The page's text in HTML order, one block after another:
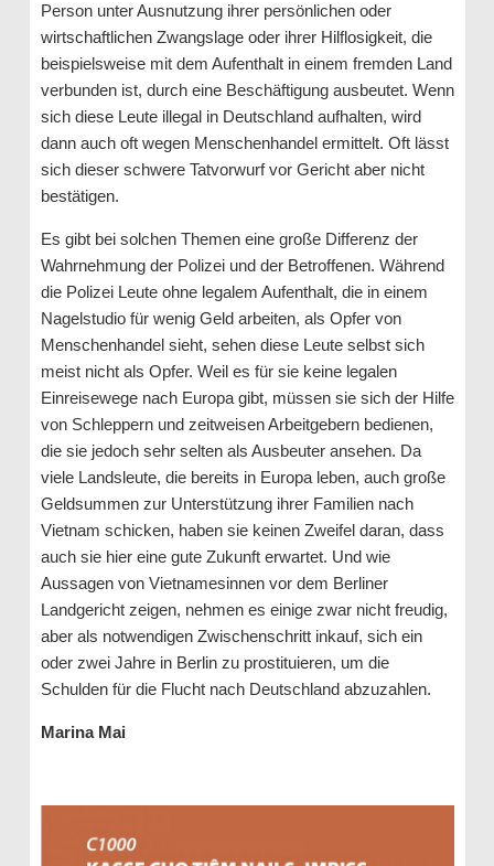
Person unter Ausnutzung ihrer persönlichen oder
wirtschaftlichen Zwangslage oder ihrer Hilflosigkeit, die
beispielsweise mit dem Aufenthalt in einem fremden Land
verbunden ist, durch eine Beschäftigung ausbeutet. Wenn
sich diese Leute illegal in Deutschland aufhalten, wird
dann auch oft wegen Menschenhandel ermittelt. Oft lässt
sich dieser schwere Tatvorwurf vor Gericht aber nicht
bestätigen.
Es gibt bei solchen Themen eine große Differenz der
Wahrnehmung der Polizei und der Betroffenen. Während
die Polizei Leute ohne legalem Aufenthalt, die in einem
Nagelstudio für wenig Geld arbeiten, als Opfer von
Menschenhandel sieht, sehen diese Leute selbst sich
meist nicht als Opfer. Weil es für sie keine legalen
Einreisewege nach Europa gibt, müssen sie sich der Hilfe
von Schleppern und zeitweisen Arbeitgebern bedienen,
die sie jedoch sehr selten als Ausbeuter ansehen. Da
viele Landsleute, die bereits in Europa leben, auch große
Geldsummen zur Unterstützung ihrer Familien nach
Vietnam schicken, haben sie keinen Zweifel daran, dass
auch sie hier eine gute Zukunft erwartet. Und wie
Aussagen von Vietnamesinnen vor dem Berliner
Landgericht zeigen, nehmen es einige zwar nicht freudig,
aber als notwendigen Zwischenschritt inkauf, sich ein
oder zwei Jahre in Berlin zu prostituieren, um die
Schulden für die Flucht nach Deutschland abzuzahlen.
Marina Mai